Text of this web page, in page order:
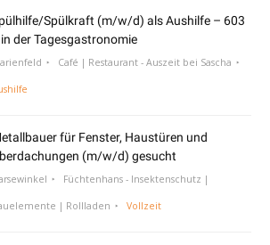
Spülkraft (m/w/d) als Aushilfe – 603
der Tagesgastronomie
Café | Restaurant - Auszeit bei Sascha
für Fenster, Haustüren und
(m/w/d) gesucht
Füchtenhans - Insektenschutz |
| Rollladen Vollzeit